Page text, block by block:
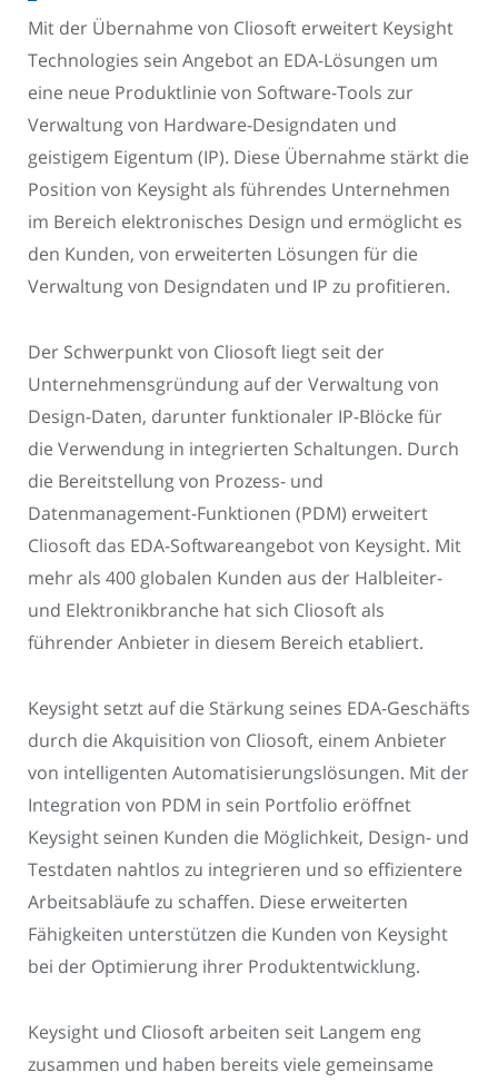
Mit der Übernahme von Cliosoft erweitert Keysight
Technologies sein Angebot an EDA-Lösungen um
eine neue Produktlinie von Software-Tools zur
Verwaltung von Hardware-Designdaten und
geistigem Eigentum (IP). Diese Übernahme stärkt die
Position von Keysight als führendes Unternehmen
im Bereich elektronisches Design und ermöglicht es
den Kunden, von erweiterten Lösungen für die
Verwaltung von Designdaten und IP zu profitieren.
Der Schwerpunkt von Cliosoft liegt seit der
Unternehmensgründung auf der Verwaltung von
Design-Daten, darunter funktionaler IP-Blöcke für
die Verwendung in integrierten Schaltungen. Durch
die Bereitstellung von Prozess- und
Datenmanagement-Funktionen (PDM) erweitert
Cliosoft das EDA-Softwareangebot von Keysight. Mit
mehr als 400 globalen Kunden aus der Halbleiter-
und Elektronikbranche hat sich Cliosoft als
führender Anbieter in diesem Bereich etabliert.
Keysight setzt auf die Stärkung seines EDA-Geschäfts
durch die Akquisition von Cliosoft, einem Anbieter
von intelligenten Automatisierungslösungen. Mit der
Integration von PDM in sein Portfolio eröffnet
Keysight seinen Kunden die Möglichkeit, Design- und
Testdaten nahtlos zu integrieren und so effizientere
Arbeitsabläufe zu schaffen. Diese erweiterten
Fähigkeiten unterstützen die Kunden von Keysight
bei der Optimierung ihrer Produktentwicklung.
Keysight und Cliosoft arbeiten seit Langem eng
zusammen und haben bereits viele gemeinsame